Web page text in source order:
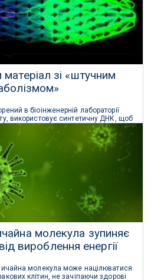
матеріал зі «штучним
в біоінженерній лабораторії
використовує синтетичну ДНК, щоб
організовувати, збирати та
себе в процесі.
Квітня 2019 р.
молекула зупиняє
вироблення енергії
молекула може націлюватися
клітин, не зачіпаючи здорові